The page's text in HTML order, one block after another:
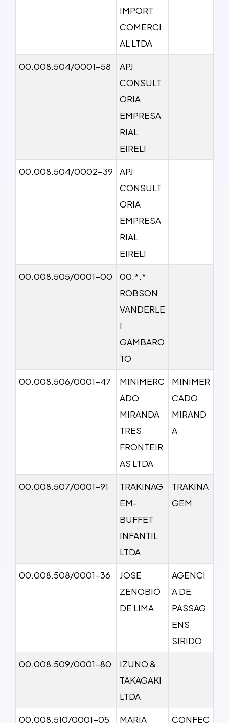
IMPORT
COMERCI
AL LTDA
00.008.504/0001-58
APJ
CONSULT
ORIA
EMPRESA
RIAL
EIRELI
00.008.504/0002-39
APJ
CONSULT
ORIA
EMPRESA
RIAL
EIRELI
00.008.505/0001-00
00.*.*
ROBSON
VANDERLE
I
GAMBARO
TO
00.008.506/0001-47
MINIMERC
ADO
MIRANDA
TRES
FRONTEIR
AS LTDA
MINIMER
CADO
MIRAND
A
00.008.507/0001-91
TRAKINAG
EM-
BUFFET
INFANTIL
LTDA
TRAKINA
GEM
00.008.508/0001-36
JOSE
ZENOBIO
DE LIMA
AGENCI
A DE
PASSAG
ENS
SIRIDO
00.008.509/0001-80
IZUNO &
TAKAGAKI
LTDA
00.008.510/0001-05 MARIA CONFEC